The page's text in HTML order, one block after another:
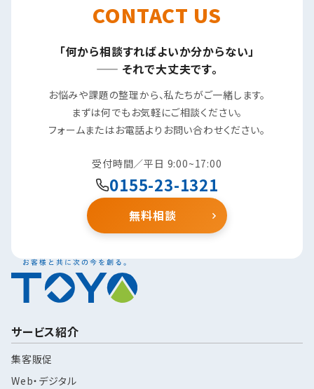
サービス紹介
集客販促
Web・デジタル
CONTACT US
「何から相談すればよいか分からない」
—— それで大丈夫です。
お悩みや課題の整理から、私たちがご一緒します。
まずは何でもお気軽にご相談ください。
フォームまたはお電話よりお問い合わせください。
受付時間／平日 9:00~17:00
0155-23-1321
無料相談